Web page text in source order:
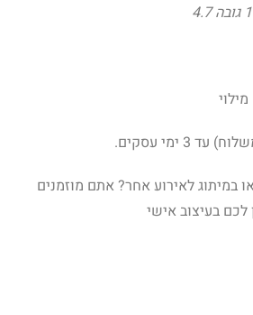
ימי עסקים.
במיתוג לאירוע אחר? אתם מוזמנים
לכם בעיצוב אישי